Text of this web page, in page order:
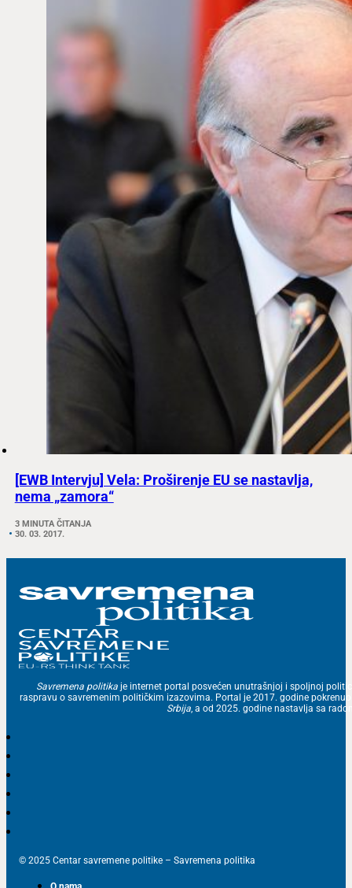
[EWB Intervju] Vela: Proširenje EU se nastavlja,
nema „zamora“
3 MINUTA ČITANJA
30. 03. 2017.
Savremena politika je internet portal posvećen unutrašnjoj i spoljnoj
raspravu o savremenim političkim izazovima. Portal je 2017. godine
Srbija, a od 2025. godine nastavlja sa
© 2025 Centar savremene politike – Savremena politika